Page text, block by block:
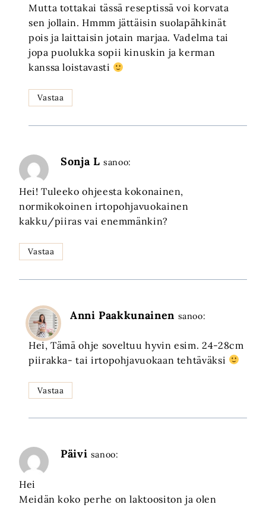
Mutta tottakai tässä reseptissä voi korvata
sen jollain. Hmmm jättäisin suolapähkinät
pois ja laittaisin jotain marjaa. Vadelma tai
jopa puolukka sopii kinuskin ja kerman
kanssa loistavasti
Vastaa
Sonja L sanoo:
Hei! Tuleeko ohjeesta kokonainen,
normikokoinen irtopohjavuokainen
kakku/piiras vai enemmänkin?
Vastaa
Anni Paakkunainen sanoo:
Hei, Tämä ohje soveltuu hyvin esim. 24-28cm
piirakka- tai irtopohjavuokaan tehtäväksi
Vastaa
Päivi sanoo:
Hei
Meidän koko perhe on laktoositon ja olen